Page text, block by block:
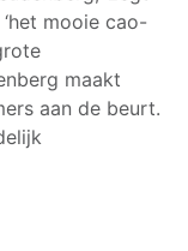
mooie cao-
maakt
aan de beurt.